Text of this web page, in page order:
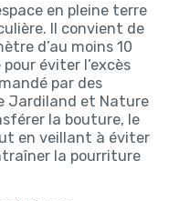
en pleine terre
Il convient de
d’au moins 10
éviter l’excès
par des
Jardiland et Nature
la bouture, le
en veillant à éviter
la pourriture